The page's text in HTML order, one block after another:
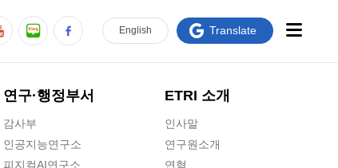
연구·행정부서
감사부
인공지능연구소
피지컬AI연구소
ETRI 소개
인사말
연구원소개
연혁
English Translate